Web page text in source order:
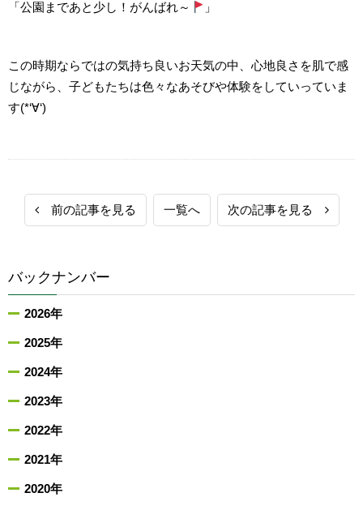
「公園まであと少し！がんばれ～ 」
この時期ならではの気持ち良いお天気の中、心地良さを肌で感
じながら、子どもたちは色々なあそびや体験をしていっていま
す(*‘∀‘)
前の記事を見る 一覧へ 次の記事を見る
バックナンバー
2026年
2025年
2024年
2023年
2022年
2021年
2020年